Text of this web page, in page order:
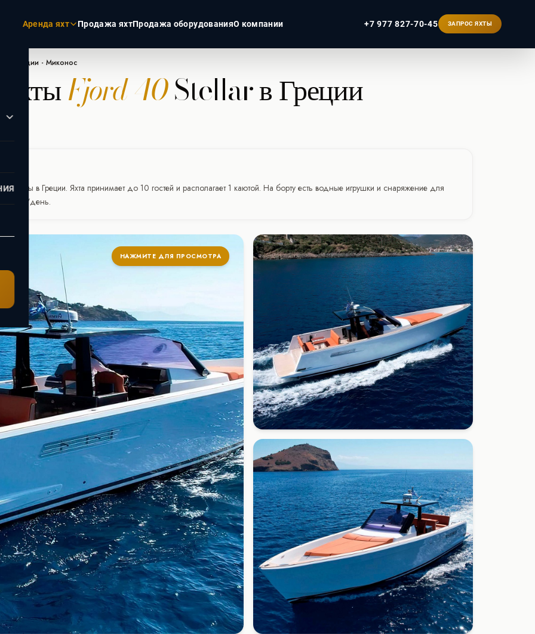
Аренда яхт
Пхукет
Москва
Продажа яхтПродажа оборудованияО компании +7 977 827-70-45 ЗАПРОС ЯХТЫ
в Греции - Миконос
Fjord 40Stellar в Греции -
в Греции. Яхта принимает до 10 гостей и располагает 1 каютой. На борту есть водные игрушки и снаряжение для
1.695€/день.
НАЖМИТЕ ДЛЯ ПРОСМОТРА